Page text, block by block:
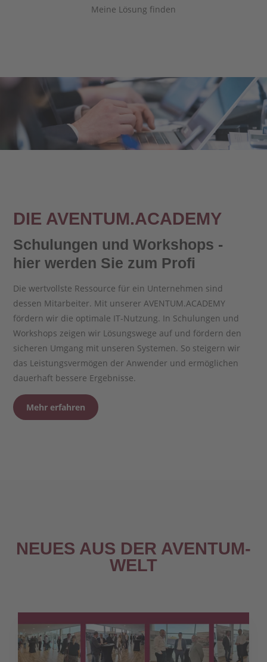
Meine Lösung finden
DIE AVENTUM.ACADEMY
Schulungen und Workshops -
hier werden Sie zum Profi
Die wertvollste Ressource für ein Unternehmen sind
dessen Mitarbeiter. Mit unserer AVENTUM.ACADEMY
fördern wir die optimale IT-Nutzung. In Schulungen und
Workshops zeigen wir Lösungswege auf und fördern den
sicheren Umgang mit unseren Systemen. So steigern wir
das Leistungsvermögen der Anwender und ermöglichen
dauerhaft bessere Ergebnisse.
Mehr erfahren
NEUES AUS DER AVENTUM-
WELT